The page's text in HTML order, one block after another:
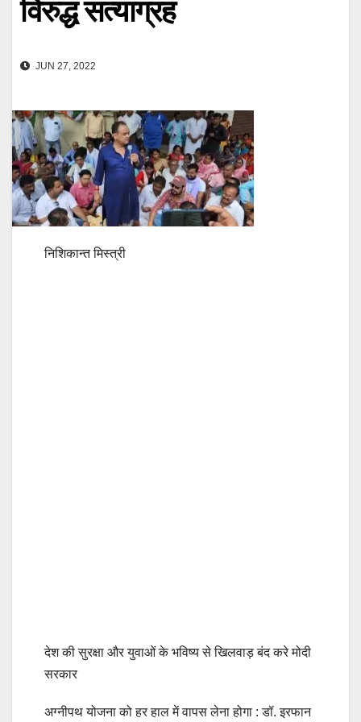
विरुद्ध सत्याग्रह
JUN 27, 2022
निशिकान्त मिस्त्री
देश की सुरक्षा और युवाओं के भविष्य से खिलवाड़ बंद करे मोदी
सरकार
अग्नीपथ योजना को हर हाल में वापस लेना होगा : डॉ. इरफान